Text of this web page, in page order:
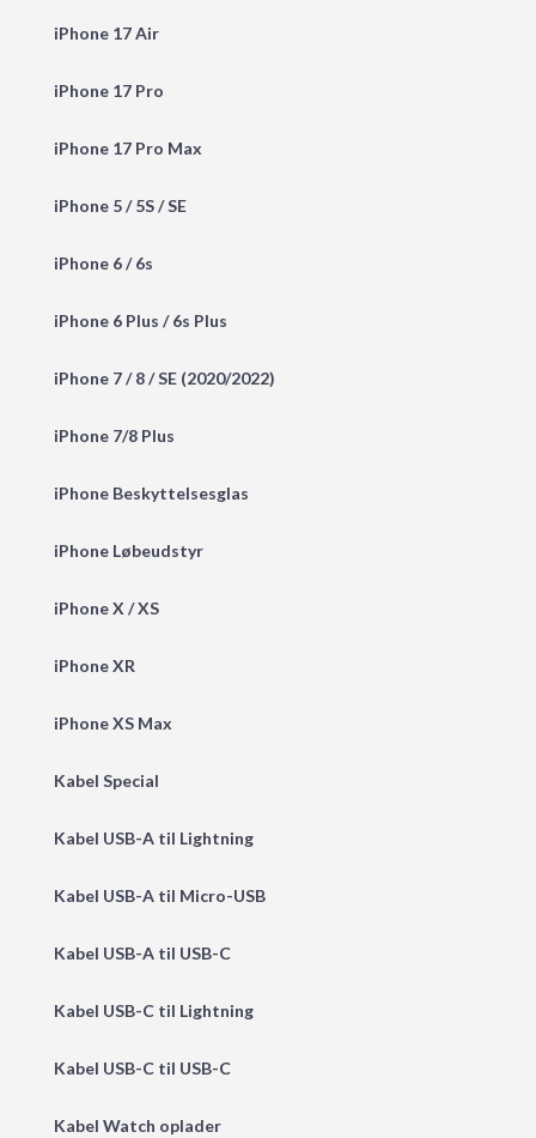
iPhone 17 Air
iPhone 17 Pro
iPhone 17 Pro Max
iPhone 5 / 5S / SE
iPhone 6 / 6s
iPhone 6 Plus / 6s Plus
iPhone 7 / 8 / SE (2020/2022)
iPhone 7/8 Plus
iPhone Beskyttelsesglas
iPhone Løbeudstyr
iPhone X / XS
iPhone XR
iPhone XS Max
Kabel Special
Kabel USB-A til Lightning
Kabel USB-A til Micro-USB
Kabel USB-A til USB-C
Kabel USB-C til Lightning
Kabel USB-C til USB-C
Kabel Watch oplader